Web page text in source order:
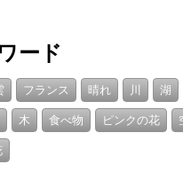
ード
フランス 晴れ 川 湖
木 食べ物 ピンクの花